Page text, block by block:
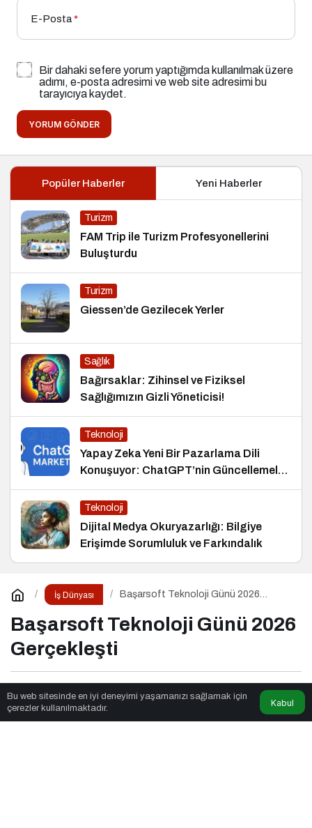
E-Posta*
Bir dahaki sefere yorum yaptığımda kullanılmak üzere
adımı, e-posta adresimi ve web site adresimi bu
tarayıcıya kaydet.
YORUM GÖNDER
Popüler Haberler Yeni Haberler
Turizm
FAM Trip ile Turizm Profesyonellerini
Buluşturdu
Turizm
Giessen’de Gezilecek Yerler
Sağlık
Bağırsaklar: Zihinsel ve Fiziksel
Sağlığımızın Gizli Yöneticisi!
Teknoloji
Yapay Zeka Yeni Bir Pazarlama Dili
Konuşuyor: ChatGPT’nin Güncellemeleri
ve Markalara Yönelik Fırsatlar
Teknoloji
Dijital Medya Okuryazarlığı: Bilgiye
Erişimde Sorumluluk ve Farkındalık
İş Dünyası
Başarsoft Teknoloji Günü 2026
Başarsoft Teknoloji Günü 2026
Gerçekleşti
Eko Stil tarafından yayınlandı
5dk, 41sn
Bu web sitesinde en iyi deneyimi yaşamanızı sağlamak için
çerezler kullanılmaktadır.
Kabul